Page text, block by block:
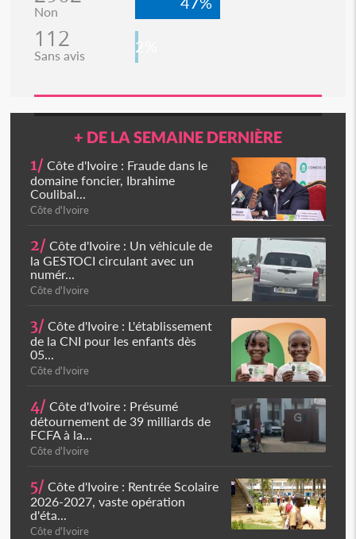
Non
112
Sans avis 2%
+ DE LA SEMAINE DERNIÈRE
1/ Côte d'Ivoire : Fraude dans le
domaine foncier, Ibrahime
Coulibal...
Côte d'Ivoire
2/ Côte d'Ivoire : Un véhicule de
la GESTOCI circulant avec un
numér...
Côte d'Ivoire
3/ Côte d'Ivoire : L'établissement
de la CNI pour les enfants dès
05...
Côte d'Ivoire
4/ Côte d'Ivoire : Présumé
détournement de 39 milliards de
FCFA à la...
Côte d'Ivoire
5/ Côte d'Ivoire : Rentrée Scolaire
2026-2027, vaste opération
d'éta...
Côte d'Ivoire